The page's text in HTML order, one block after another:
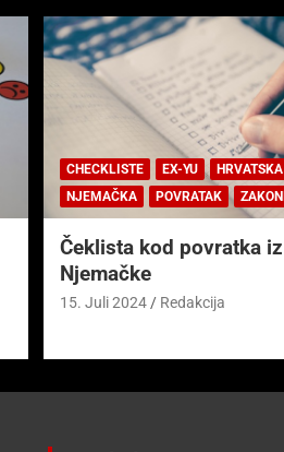
CHECKLISTE EX-YU
HRVATSKA
NJEMAČKA
POVRATAK ZAKONI
Čeklista kod povratka iz
Njemačke
15. Juli 2024 Redakcija